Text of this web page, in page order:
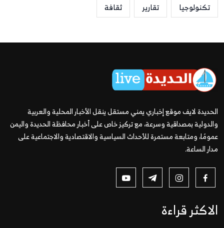
تكنولوجيا
تقارير ثقافة
الحديدة لايف موقع إخباري يمني مستقل ينقل الأخبار المحلية والعربية
والدولية بمصداقية وسرعة، مع تركيز خاص على أخبار محافظة الحديدة واليمن
عمومًا، ومتابعة مستمرة للأحداث السياسية والاقتصادية والاجتماعية على
مدار الساعة.
الاكثر قراءة